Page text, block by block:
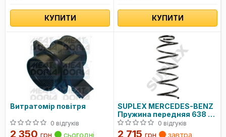
КУПИТИ КУПИТИ
Витратомір повітря
0 відгуків
2 350 грн сьогодні
SUPLEX MERCEDES-BENZ
Пружина передняя 638 V-
Class
0 відгуків
2 715 грн завтра